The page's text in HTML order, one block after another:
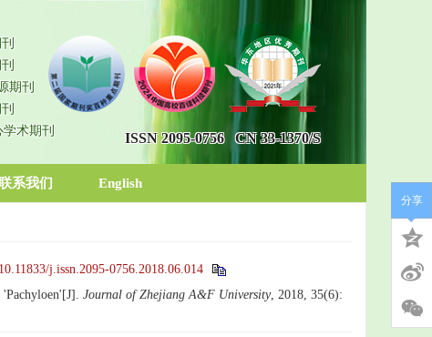
期刊
术期刊
ISSN 2095-0756 CN 33-1370/S
系我们 English
10.11833/j.issn.2095-0756.2018.06.014
'Pachyloen'[J]. Journal of Zhejiang A&F University, 2018, 35(6):
分享